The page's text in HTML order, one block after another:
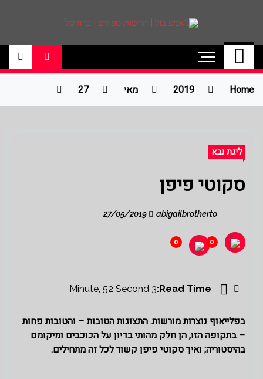
ג'אמפ בול | חדשות
ספורט | כדורסל
אתר גאמפ בול ישראל אתר חדשות ספורט
כדורסל האתר מסקר את ליגות הכדורסל
הטובות בעולם ליגת הנבא, ליגת העל
בכדורסל , יורוליג, ועוד. לפרטים היכנסו לאתר
>> Home
2019 מאי 27
ליגת נבא
סקוטי פיפן
abigailbrotherto
0
0
Read Time:
3 Minute, 52 Second
בפלייאוף נוצרות מורשות. התצוגות הטובות – והטובות פחות
– בתקופה הזו, הן חלק מהותי בדיון על הכוכבים ומיקומם
בהיסטוריה; ואיך סקוטי פיפן קשור לכל זה מתחילים.